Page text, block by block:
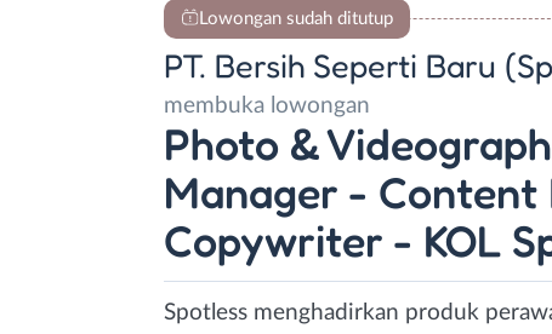
Lowongan sudah ditutup
PT. Bersih Seperti Baru
membuka lowongan
Photo &
Manager -
Copywriter - KOL
Spotless menghadirkan produk